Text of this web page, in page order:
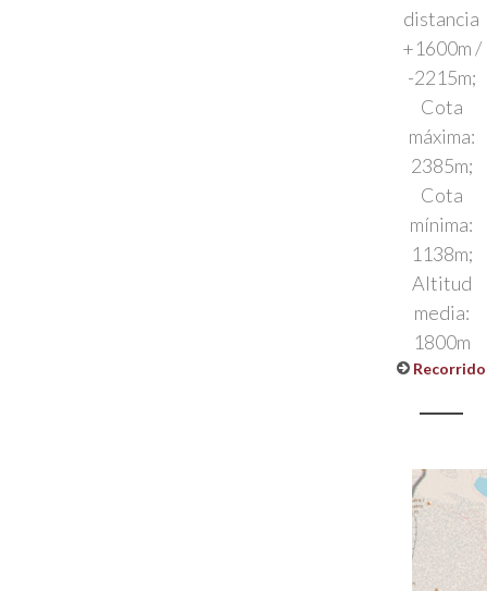
distancia
+1600m /
-2215m;
Cota
máxima:
2385m;
Cota
mínima:
1138m;
Altitud
media:
1800m
Recorrido